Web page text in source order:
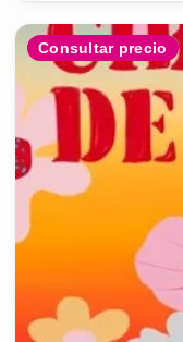
Consultar precio